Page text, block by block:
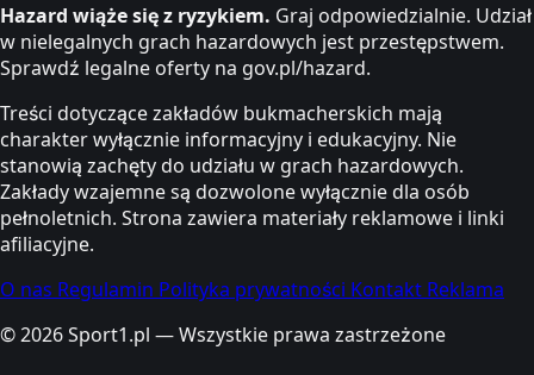
Hazard wiąże się z ryzykiem. Graj odpowiedzialnie. Udział
w nielegalnych grach hazardowych jest przestępstwem.
Sprawdź legalne oferty na gov.pl/hazard.
Treści dotyczące zakładów bukmacherskich mają
charakter wyłącznie informacyjny i edukacyjny. Nie
stanowią zachęty do udziału w grach hazardowych.
Zakłady wzajemne są dozwolone wyłącznie dla osób
pełnoletnich. Strona zawiera materiały reklamowe i linki
afiliacyjne.
O nas Regulamin Polityka prywatności Kontakt Reklama
© 2026 Sport1.pl — Wszystkie prawa zastrzeżone